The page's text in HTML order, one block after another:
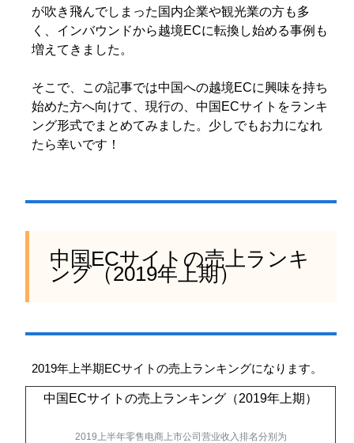
が吹き飛んでしまった国内企業や観光業の方も多
く、インバウンドから越境ECに転換し始める事例も
増えてきました。
そこで、この記事では中国への越境ECに興味を持ち
始めた方へ向けて、現行の、中国ECサイトをランキ
ング形式でまとめてみました。少しでもお力になれ
たら幸いです！
中国ECサイトの売上ランキ
ング（2019年上期）
2019年上半期ECサイトの売上ランキングになります。
中国ECサイトの売上ランキング（2019年上期）
2019上半年零售电商上市公司营业收入排名分别为